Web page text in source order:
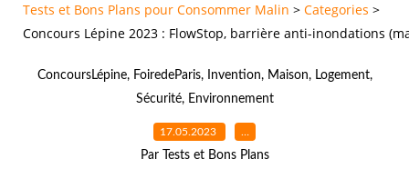
Tests et Bons Plans pour Consommer Malin > Categories >
Concours Lépine 2023 : FlowStop, barrière anti-inondations
ConcoursLépine, FoiredeParis, Invention, Maison, Logement,
Sécurité, Environnement
17.05.2023 …
Par Tests et Bons Plans